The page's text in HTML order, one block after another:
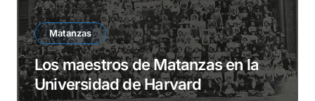
Matanzas
Los maestros de Matanzas en la
Universidad de Harvard